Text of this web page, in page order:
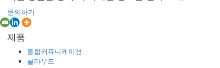
문의하기
제품
통합커뮤니케이션
클라우드